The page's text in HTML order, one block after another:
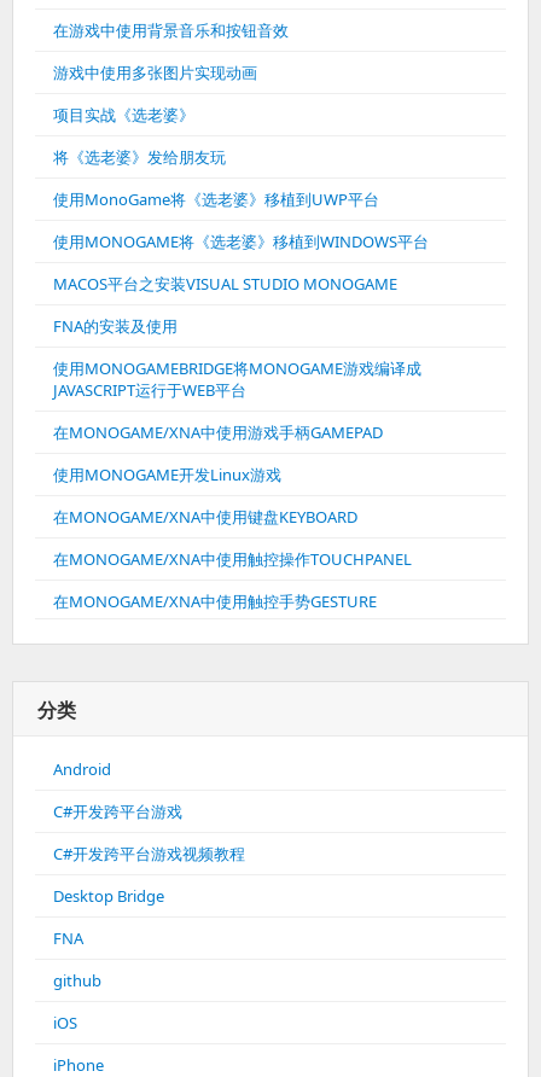
在游戏中使用背景音乐和按钮音效
游戏中使用多张图片实现动画
项目实战《选老婆》
将《选老婆》发给朋友玩
使用MonoGame将《选老婆》移植到UWP平台
使用MONOGAME将《选老婆》移植到WINDOWS平台
MACOS平台之安装VISUAL STUDIO MONOGAME
FNA的安装及使用
使用MONOGAMEBRIDGE将MONOGAME游戏编译成
JAVASCRIPT运行于WEB平台
在MONOGAME/XNA中使用游戏手柄GAMEPAD
使用MONOGAME开发Linux游戏
在MONOGAME/XNA中使用键盘KEYBOARD
在MONOGAME/XNA中使用触控操作TOUCHPANEL
在MONOGAME/XNA中使用触控手势GESTURE
分类
Android
C#开发跨平台游戏
C#开发跨平台游戏视频教程
Desktop Bridge
FNA
github
iOS
iPhone